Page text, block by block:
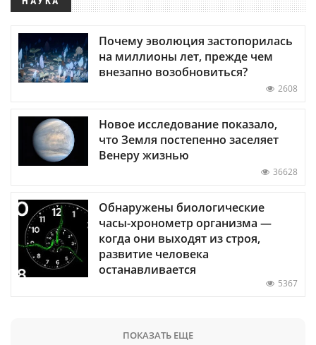
Почему эволюция застопорилась
на миллионы лет, прежде чем
внезапно возобновиться?
2608
Новое исследование показало,
что Земля постепенно заселяет
Венеру жизнью
36628
Обнаружены биологические
часы-хронометр организма —
когда они выходят из строя,
развитие человека
останавливается
5367
ПОКАЗАТЬ ЕЩЕ